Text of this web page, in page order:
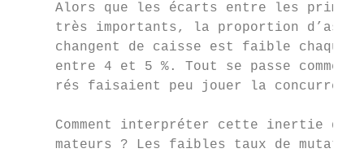
Alors que les écarts entre les
très importants, la proportion
changent de caisse est faible chaque
entre 4 et 5 %. Tout se passe comme
rés faisaient peu jouer la
Comment interpréter cette inertie des
mateurs ? Les faibles taux de